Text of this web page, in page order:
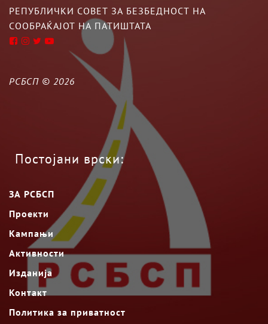
РЕПУБЛИЧКИ СОВЕТ ЗА БЕЗБЕДНОСТ НА
СООБРАЌАЈОТ НА ПАТИШТАТА
РСБСП © 2026
Постојани врски:
ЗА РСБСП
Проекти
Кампањи
Активности
Изданија
Контакт
Политика за приватност